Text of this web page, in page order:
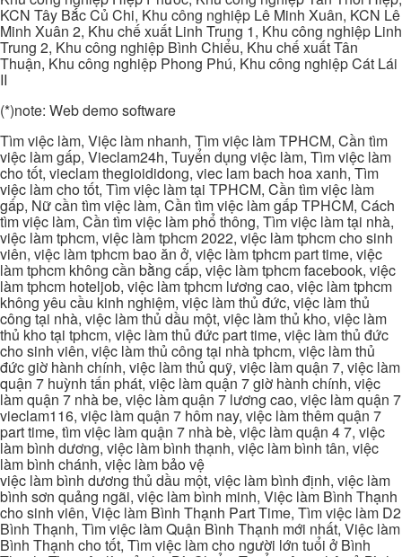
KCN Tây Bắc Củ Chi, Khu công nghiệp Lê Minh Xuân, KCN Lê
Minh Xuân 2, Khu chế xuất Linh Trung 1, Khu công nghiệp Linh
Trung 2, Khu công nghiệp Bình Chiểu, Khu chế xuất Tân
Thuận, Khu công nghiệp Phong Phú, Khu công nghiệp Cát Lái
II
(*)note: Web demo software
Tìm việc làm, Việc làm nhanh, Tìm việc làm TPHCM, Cần tìm
việc làm gấp, Vieclam24h, Tuyển dụng việc làm, Tìm việc làm
cho tốt, vieclam thegioididong, viec lam bach hoa xanh, Tìm
việc làm cho tốt, Tìm việc làm tại TPHCM, Cần tìm việc làm
gấp, Nữ cần tìm việc làm, Cần tìm việc làm gấp TPHCM, Cách
tìm việc làm, Cần tìm việc làm phổ thông, Tìm việc làm tại nhà,
việc làm tphcm, việc làm tphcm 2022, việc làm tphcm cho sinh
viên, việc làm tphcm bao ăn ở, việc làm tphcm part time, việc
làm tphcm không cần bằng cấp, việc làm tphcm facebook, việc
làm tphcm hoteljob, việc làm tphcm lương cao, việc làm tphcm
không yêu cầu kinh nghiệm, việc làm thủ đức, việc làm thủ
công tại nhà, việc làm thủ dầu một, việc làm thủ kho, việc làm
thủ kho tại tphcm, việc làm thủ đức part time, việc làm thủ đức
cho sinh viên, việc làm thủ công tại nhà tphcm, việc làm thủ
đức giờ hành chính, việc làm thủ quỹ, việc làm quận 7, việc làm
quận 7 huỳnh tấn phát, việc làm quận 7 giờ hành chính, việc
làm quận 7 nhà be, việc làm quận 7 lương cao, việc làm quận 7
vieclam116, việc làm quận 7 hôm nay, việc làm thêm quận 7
part time, tìm việc làm quận 7 nhà bè, việc làm quận 4 7, việc
làm bình dương, việc làm bình thạnh, việc làm bình tân, việc
làm bình chánh, việc làm bảo vệ
việc làm bình dương thủ dầu một, việc làm bình định, việc làm
bình sơn quảng ngãi, việc làm bình minh, Việc làm Bình Thạnh
cho sinh viên, Việc làm Bình Thạnh Part Time, Tìm việc làm D2
Bình Thạnh, Tìm việc làm Quận Bình Thạnh mới nhất, Việc làm
Bình Thạnh cho tốt, Tìm việc làm cho người lớn tuổi ở Bình